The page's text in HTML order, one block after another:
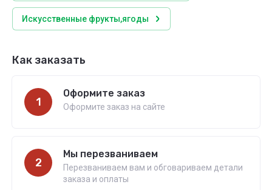
Искусственные фрукты,ягоды
Как заказать
1
Оформите заказ
Оформите заказ на сайте
2
Мы перезваниваем
Перезваниваем вам и обговариваем детали
заказа и оплаты